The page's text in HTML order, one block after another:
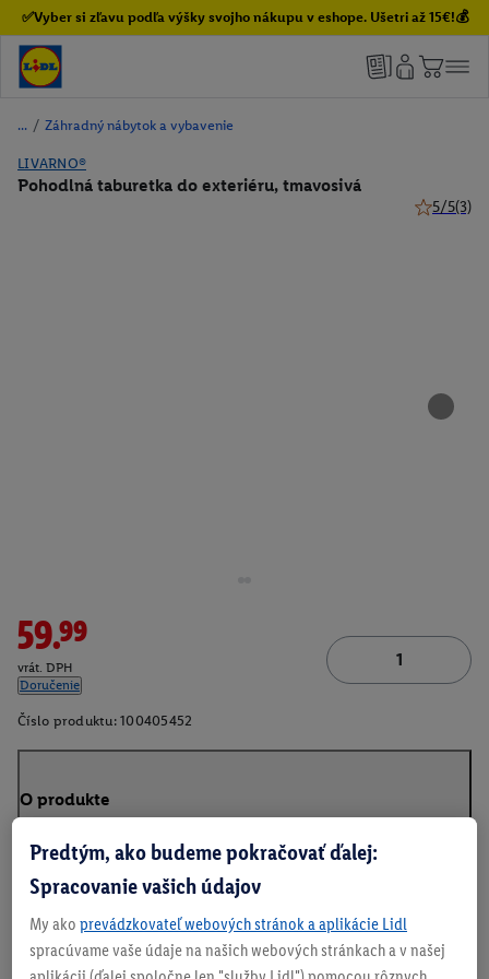
✅Vyber si zľavu podľa výšky svojho nákupu v eshope. Ušetri až 15€!💰
/ Záhradný nábytok a vybavenie
LIVARNO®
Pohodlná taburetka do exteriéru, tmavosivá
5/5(3)
59.99
vrát. DPH
Doručenie
Číslo produktu: 100405452
O produkte
Predtým, ako budeme pokračovať ďalej:
Spracovanie vašich údajov
My ako prevádzkovateľ webových stránok a aplikácie Lidl
spracúvame vaše údaje na našich webových stránkach a v našej